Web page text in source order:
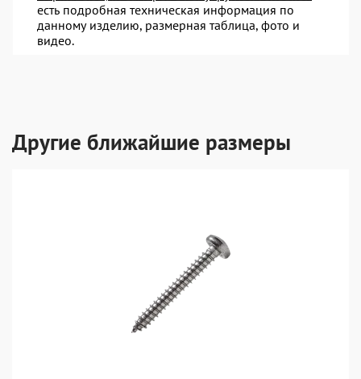
есть подробная техническая информация по
данному изделию, размерная таблица, фото и
видео.
Другие ближайшие размеры